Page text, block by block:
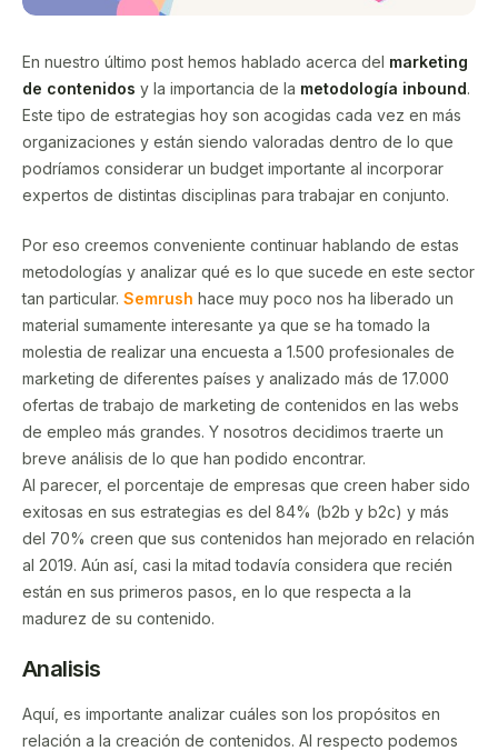
En nuestro último post hemos hablado acerca del marketing
de contenidos y la importancia de la metodología inbound.
Este tipo de estrategias hoy son acogidas cada vez en más
organizaciones y están siendo valoradas dentro de lo que
podríamos considerar un budget importante al incorporar
expertos de distintas disciplinas para trabajar en conjunto.
Por eso creemos conveniente continuar hablando de estas
metodologías y analizar qué es lo que sucede en este sector
tan particular. Semrush hace muy poco nos ha liberado un
material sumamente interesante ya que se ha tomado la
molestia de realizar una encuesta a 1.500 profesionales de
marketing de diferentes países y analizado más de 17.000
ofertas de trabajo de marketing de contenidos en las webs
de empleo más grandes. Y nosotros decidimos traerte un
breve análisis de lo que han podido encontrar.
Al parecer, el porcentaje de empresas que creen haber sido
exitosas en sus estrategias es del 84% (b2b y b2c) y más
del 70% creen que sus contenidos han mejorado en relación
al 2019. Aún así, casi la mitad todavía considera que recién
están en sus primeros pasos, en lo que respecta a la
madurez de su contenido.
Analisis
Aquí, es importante analizar cuáles son los propósitos en
relación a la creación de contenidos. Al respecto podemos